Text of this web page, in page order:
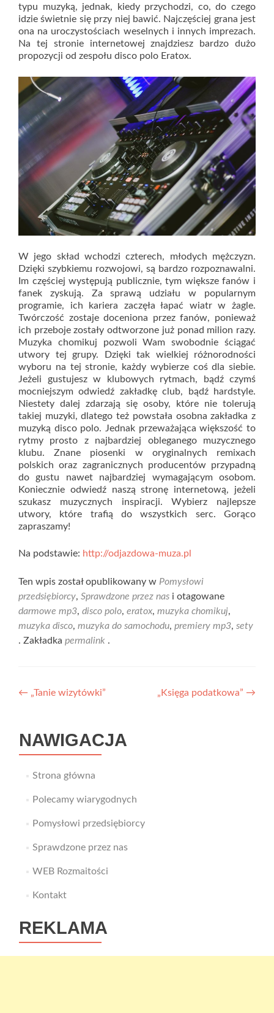
typu muzyką, jednak, kiedy przychodzi, co, do czego
idzie świetnie się przy niej bawić. Najczęściej grana jest
ona na uroczystościach weselnych i innych imprezach.
Na tej stronie internetowej znajdziesz bardzo dużo
propozycji od zespołu disco polo Eratox.
W jego skład wchodzi czterech, młodych mężczyzn.
Dzięki szybkiemu rozwojowi, są bardzo rozpoznawalni.
Im częściej występują publicznie, tym większe fanów i
fanek zyskują. Za sprawą udziału w popularnym
programie, ich kariera zaczęła łapać wiatr w żagle.
Twórczość zostaje doceniona przez fanów, ponieważ
ich przeboje zostały odtworzone już ponad milion razy.
Muzyka chomikuj pozwoli Wam swobodnie ściągać
utwory tej grupy. Dzięki tak wielkiej różnorodności
wyboru na tej stronie, każdy wybierze coś dla siebie.
Jeżeli gustujesz w klubowych rytmach, bądź czymś
mocniejszym odwiedź zakładkę club, bądź hardstyle.
Niestety dalej zdarzają się osoby, które nie tolerują
takiej muzyki, dlatego też powstała osobna zakładka z
muzyką disco polo. Jednak przeważająca większość to
rytmy prosto z najbardziej obleganego muzycznego
klubu. Znane piosenki w oryginalnych remixach
polskich oraz zagranicznych producentów przypadną
do gustu nawet najbardziej wymagającym osobom.
Koniecznie odwiedź naszą stronę internetową, jeżeli
szukasz muzycznych inspiracji. Wybierz najlepsze
utwory, które trafią do wszystkich serc. Gorąco
zapraszamy!
Na podstawie: http://odjazdowa-muza.pl
Ten wpis został opublikowany w Pomysłowi
przedsiębiorcy, Sprawdzone przez nas i otagowane
darmowe mp3, disco polo, eratox, muzyka chomikuj,
muzyka disco, muzyka do samochodu, premiery mp3, sety
. Zakładka permalink .
Nawigacja
← „Tanie wizytówki” „Księga podatkowa” →
NAWIGACJA
Strona główna
Polecamy wiarygodnych
Pomysłowi przedsiębiorcy
Sprawdzone przez nas
WEB Rozmaitości
Kontakt
REKLAMA